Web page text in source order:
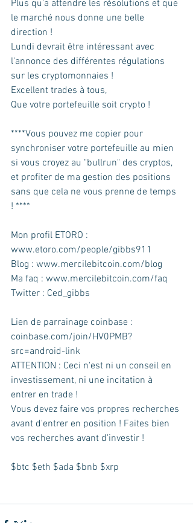
Plus qu'a attendre les résolutions et que
le marché nous donne une belle
direction !
Lundi devrait être intéressant avec
l'annonce des différentes régulations
sur les cryptomonnaies !
Excellent trades à tous,
Que votre portefeuille soit crypto !
****Vous pouvez me copier pour
synchroniser votre portefeuille au mien
si vous croyez au "bullrun" des cryptos,
et profiter de ma gestion des positions
sans que cela ne vous prenne de temps
! ****
Mon profil ETORO :
www.etoro.com/people/gibbs911
Blog : www.mercilebitcoin.com/blog
Ma faq : www.mercilebitcoin.com/faq
Twitter : Ced_gibbs
Lien de parrainage coinbase :
coinbase.com/join/HV0PMB?
src=android-link
ATTENTION : Ceci n'est ni un conseil en
investissement, ni une incitation à
entrer en trade !
Vous devez faire vos propres recherches
avant d'entrer en position ! Faites bien
vos recherches avant d'investir !
$btc $eth $ada $bnb $xrp